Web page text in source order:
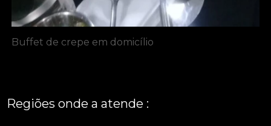
Buffet de crepe em domicílio
Regiões onde a atende :